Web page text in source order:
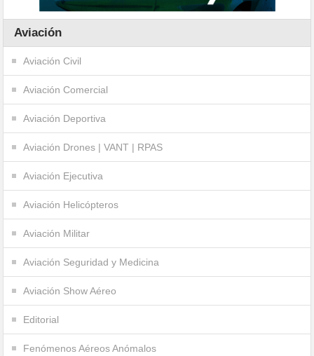
Aviación
Aviación Civil
Aviación Comercial
Aviación Deportiva
Aviación Drones | VANT | RPAS
Aviación Ejecutiva
Aviación Helicópteros
Aviación Militar
Aviación Seguridad y Medicina
Aviación Show Aéreo
Editorial
Fenómenos Aéreos Anómalos